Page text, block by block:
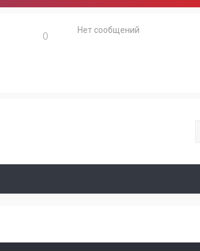
0 Нет сообщений